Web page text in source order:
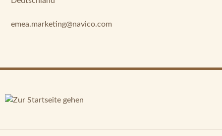
emea.marketing@navico.com